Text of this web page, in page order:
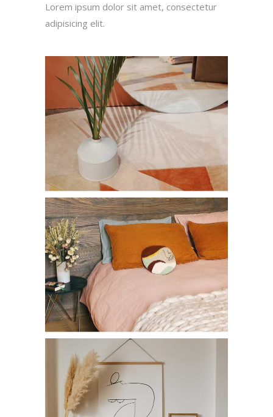
Lorem ipsum dolor sit amet, consectetur
adipisicing elit.